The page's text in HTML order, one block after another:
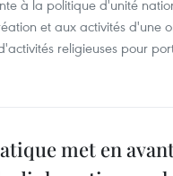
à la politique d'unité
et aux activités d'une
religieuses pour
met en